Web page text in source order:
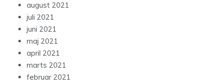
august 2021
juli 2021
juni 2021
maj 2021
april 2021
marts 2021
februar 2021